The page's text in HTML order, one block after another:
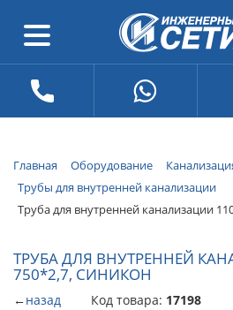
Главная Оборудование
Трубы для внутренней канализации
Труба для внутренней канализации
ТРУБА ДЛЯ ВНУТРЕННЕЙ
750*2,7, СИНИКОН
←назад Код товара: 17198